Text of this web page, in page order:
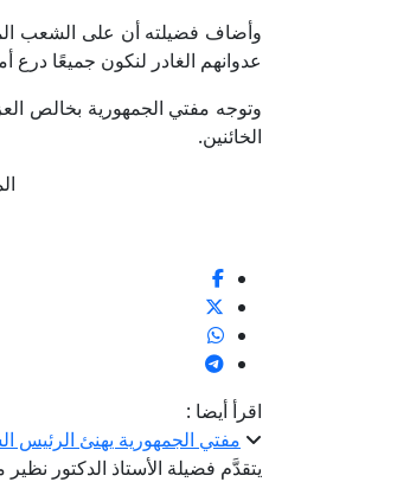
وأضاف فضيلته أن على الشعب
عدوانهم الغادر لنكون جميعًا درع
وتوجه مفتي الجمهورية بخالص
الخائنين.
اقرأ أيضا :
مفتي الجمهورية يهنئ الرئيس
يتقدَّم فضيلة الأستاذ الدكتور